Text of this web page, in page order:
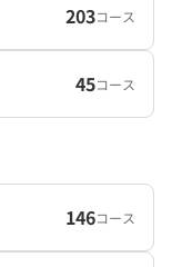
203コース
45コース
146コース